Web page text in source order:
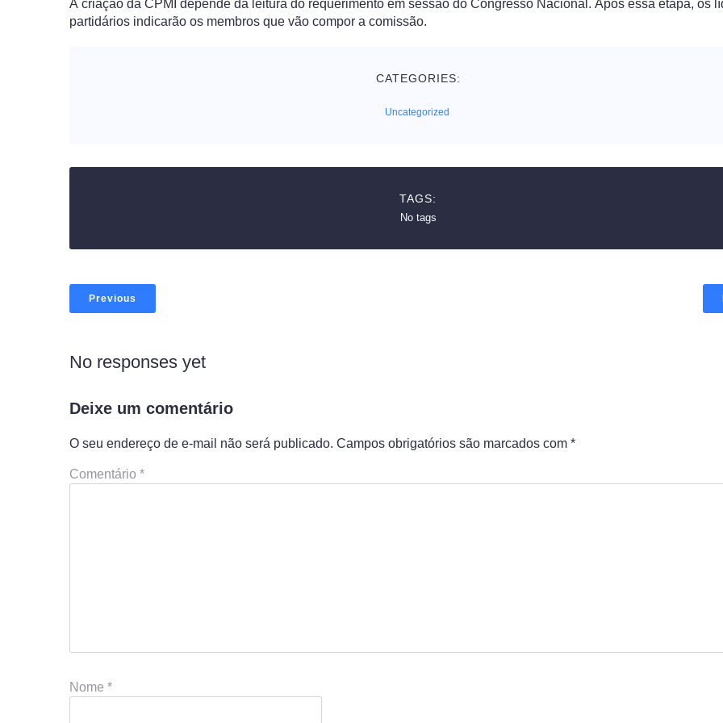
A criação da CPMI depende da leitura do requerimento em sessão do Congresso Nacional. Após essa etapa, os
partidários indicarão os membros que vão compor a comissão.
CATEGORIES:
Uncategorized
TAGS:
No tags
Previous
No responses yet
Deixe um comentário
O seu endereço de e-mail não será publicado. Campos obrigatórios são marcados com *
Comentário *
Nome *